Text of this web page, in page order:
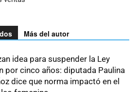
Más del autor
idea para suspender la Ley
por cinco años: diputada Paulina
dice que norma impactó en el